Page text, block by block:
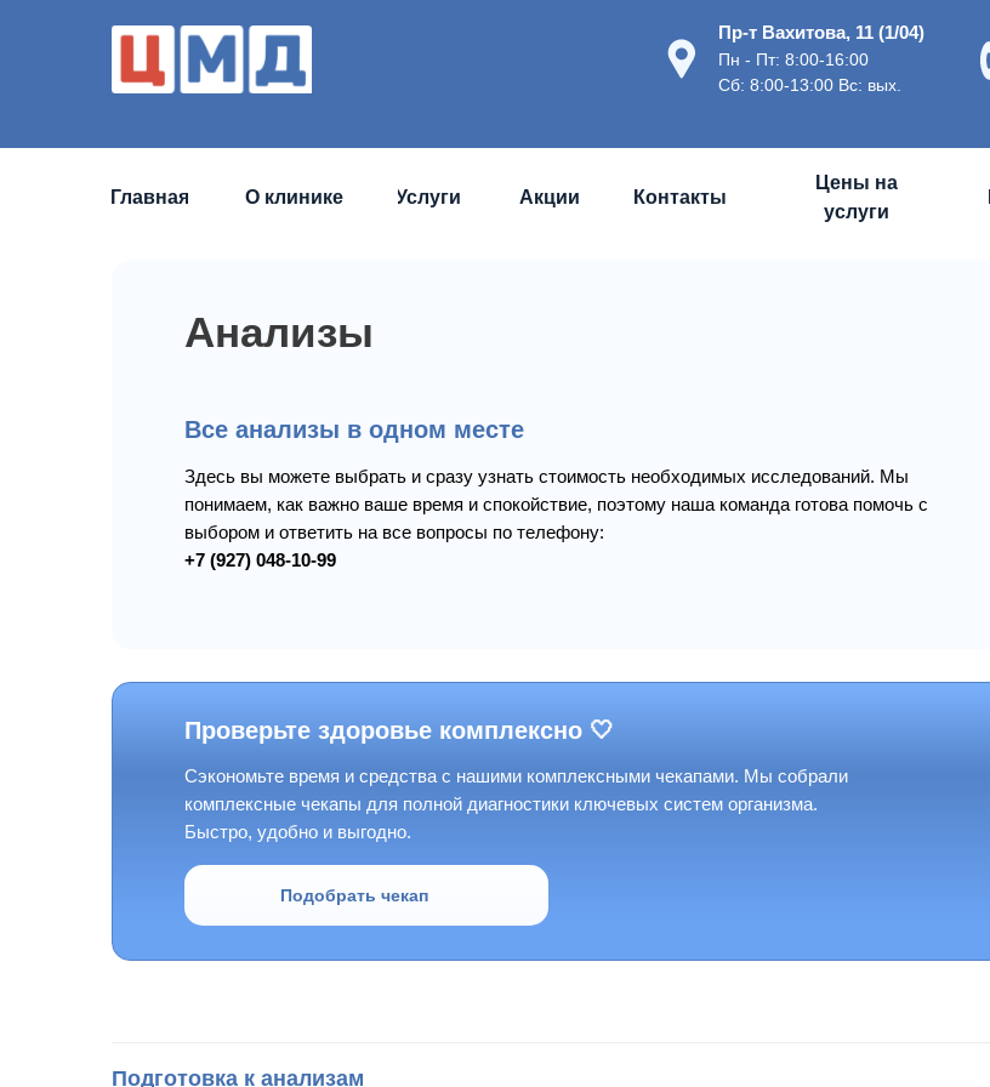
Пр-т Вахитова, 11 (1/04)
Пн - Пт: 8:00-16:00
Сб: 8:00-13:00 Вс: вых.
Главная О клинике Услуги Контакты
Акции
Цены на
услуги
Анализы
Все анализы в одном месте
Здесь вы можете выбрать и сразу узнать стоимость необходимых исследований. Мы
понимаем, как важно ваше время и спокойствие, поэтому наша команда готова помочь с
выбором и ответить на все вопросы по телефону:
+7 (927) 048-10-99
Проверьте здоровье комплексно 🤍
Сэкономьте время и средства с нашими комплексными чекапами. Мы собрали
комплексные чекапы для полной диагностики ключевых систем организма.
Быстро, удобно и выгодно.
Подобрать чекап
Подготовка к анализам